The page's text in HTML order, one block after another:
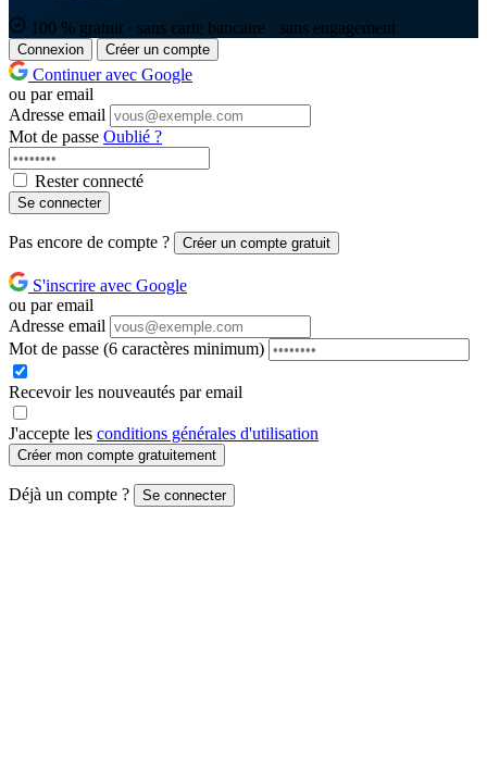
100 % gratuit · sans carte bancaire · sans engagement
Connexion Créer un compte
Continuer avec Google
ou par email
Adresse email
Mot de passe Oublié ?
Rester connecté
Se connecter
Pas encore de compte ? Créer un compte gratuit
S'inscrire avec Google
ou par email
Adresse email
Mot de passe (6 caractères minimum)
Recevoir les nouveautés par email
J'accepte les conditions générales d'utilisation
Créer mon compte gratuitement
Déjà un compte ? Se connecter